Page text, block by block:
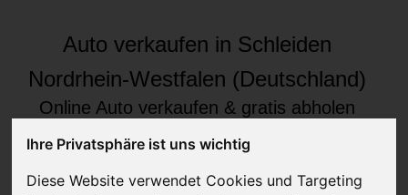
Ihre Privatsphäre ist uns wichtig
Diese Website verwendet Cookies und Targeting
Auto verkaufen in Schleiden
Nordrhein-Westfalen (Deutschland)
Online Auto verkaufen & gratis abholen
Auf Wunsch sofort Geld für Ihr Auto erhalten